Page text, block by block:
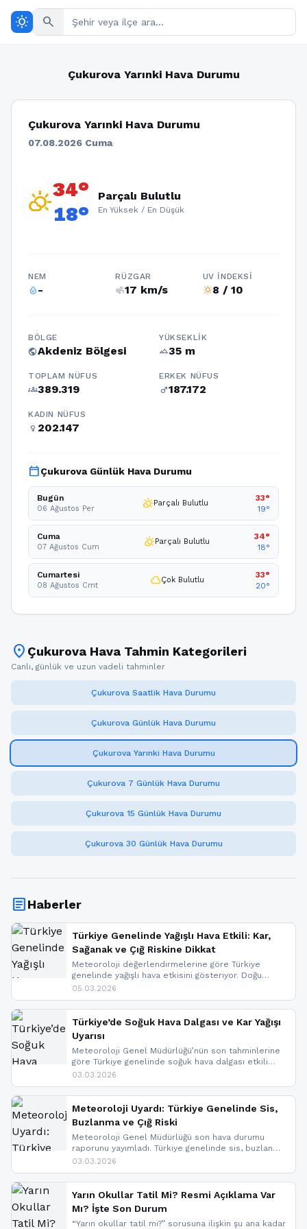
wb_sunny search
Çukurova Yarınki Hava Durumu
Çukurova Yarınki Hava Durumu
07.08.2026 Cuma
partly_cloudy_day34°
18°
Parçalı Bulutlu
En Yüksek / En Düşük
NEM
humidity_percentage-
RÜZGAR
air17 km/s
UV İNDEKSI
wb_sunny8 / 10
BÖLGE
publicAkdeniz Bölgesi
YÜKSEKLIK
terrain35 m
TOPLAM NÜFUS
groups389.319
ERKEK NÜFUS
male187.172
KADIN NÜFUS
female 202.147
calendar_todayÇukurova Günlük Hava Durumu
Bugün
06 Ağustos Per partly_cloudy_dayParçalı Bulutlu
33°
19°
Cuma
07 Ağustos Cum partly_cloudy_dayParçalı Bulutlu
34°
18°
Cumartesi
08 Ağustos Cmt cloudÇok Bulutlu
33°
20°
location_on Çukurova Hava Tahmin Kategorileri
Canlı, günlük ve uzun vadeli tahminler
Çukurova Saatlik Hava Durumu
Çukurova Günlük Hava Durumu
Çukurova Yarınki Hava Durumu
Çukurova 7 Günlük Hava Durumu
Çukurova 15 Günlük Hava Durumu
Çukurova 30 Günlük Hava Durumu
articleHaberler
Türkiye Genelinde Yağışlı Hava Etkili: Kar,
Sağanak ve Çığ Riskine Dikkat
Meteoroloji değerlendirmelerine göre Türkiye
genelinde yağışlı hava etkisini gösteriyor. Doğu
bölgelerinde kar yağışı beklenirken Marmara ve
ise çığ tehlikesi bulunuyor. İç kesimlerde sis ve pus
nedeniyle görüş mesafesinde azalma
yaşanabileceği belirtiliyor.
05.03.2026
Türkiye’de Soğuk Hava Dalgası ve Kar Yağışı
Uyarısı
Meteoroloji Genel Müdürlüğü’nün son tahminlerine
göre Türkiye genelinde soğuk hava dalgası etkili
oluyor. Birçok il için kar yağışı ve buzlanma uyarısı
03.03.2026
Meteoroloji Uyardı: Türkiye Genelinde Sis,
Buzlanma ve Çığ Riski
Meteoroloji Genel Müdürlüğü son hava durumu
raporunu yayımladı. Türkiye genelinde sis, buzlanma
ve don beklenirken Doğu Anadolu ve Doğu
yapıldı. İşte son dakika meteoroloji gelişmeleri.
03.03.2026
Yarın Okullar Tatil Mi? Resmi Açıklama Var
Mı? İşte Son Durum
“Yarın okullar tatil mi?” sorusuna ilişkin şu ana kadar